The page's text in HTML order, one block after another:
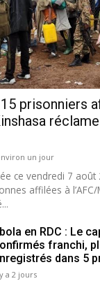
prisonniers
un jour
ce vendredi 7 août
affilées à
en RDC : Le
franchi,
dans 5
a 2 jours